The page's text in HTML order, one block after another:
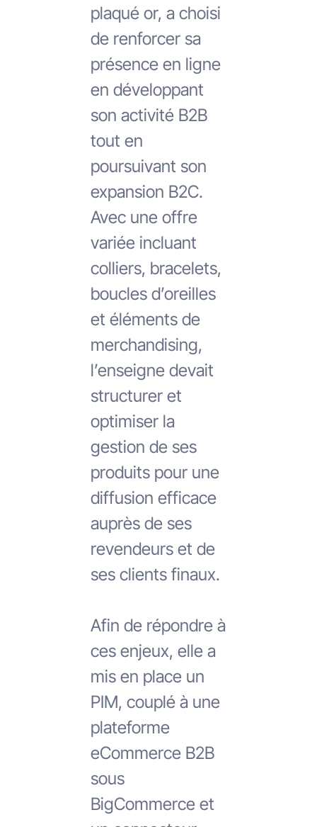
plaqué or, a choisi
de renforcer sa
présence en ligne
en développant
son activité B2B
tout en
poursuivant son
expansion B2C.
Avec une offre
variée incluant
colliers, bracelets,
boucles d’oreilles
et éléments de
merchandising,
l’enseigne devait
structurer et
optimiser la
gestion de ses
produits pour une
diffusion efficace
auprès de ses
revendeurs et de
ses clients finaux.
Afin de répondre à
ces enjeux, elle a
mis en place un
PIM, couplé à une
plateforme
eCommerce B2B
sous
BigCommerce et